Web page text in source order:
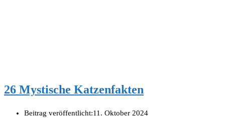
26 Mystische Katzenfakten
Beitrag veröffentlicht:11. Oktober 2024